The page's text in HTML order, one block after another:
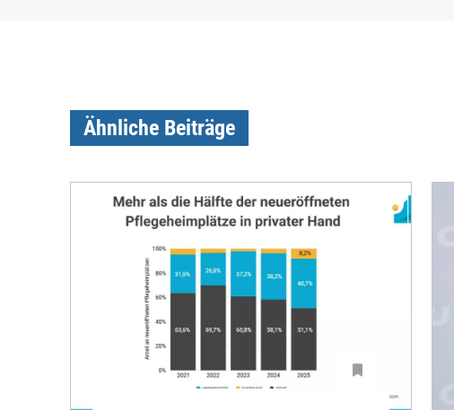
Ähnliche Beiträge